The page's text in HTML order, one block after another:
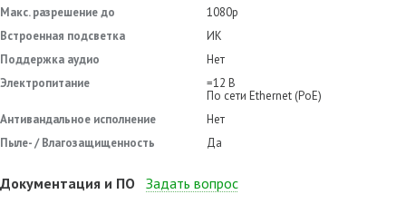
Документация и ПО Задать вопрос
Макс. разрешение до
1080p
Встроенная подсветка
ИК
Поддержка аудио
Нет
Электропитание
=12 В
По сети Ethernet (PoE)
Антивандальное исполнение
Нет
Пыле- / Влагозащищенность
Да